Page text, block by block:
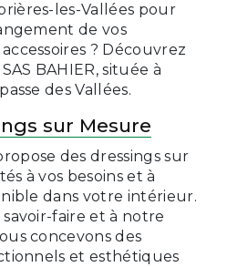
les-Vallées pour
de vos
? Découvrez
BAHIER, située à
des Vallées.
sur Mesure
des dressings sur
à vos besoins et à
dans votre intérieur.
faire et à notre
concevons des
et esthétiques